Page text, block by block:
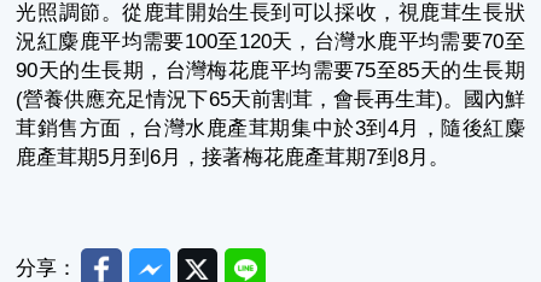
光照調節。從鹿茸開始生長到可以採收，視鹿茸生長狀
況紅麋鹿平均需要100至120天 ， 台灣水鹿平均需要70至
90天的生長期，台灣梅花鹿平均需要75至85天的生長期
(營養供應充足情況下65天前割茸，會長再生茸)。
國內鮮
茸銷售方面，台灣水鹿產茸期集中於3到 4月，隨後紅麋
鹿產茸期5月到6月，接著梅花鹿產茸期7到8月。
分享： FacebookMessenger
TwitterLine